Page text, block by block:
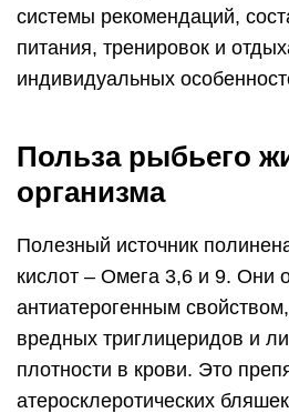
системы рекомендаций,
питания, тренировок и
индивидуальных
Польза рыбьего
организма
Полезный источник
кислот – Омега 3,6 и 9. Они
антиатерогенным
вредных триглицеридов и
плотности в крови. Это
атеросклеротических